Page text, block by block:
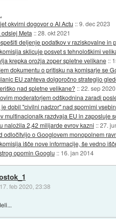
okvirni dogovor o AI Actu ::9. dec 2023
Meta ::28. okt 2021
deljenje podatkov v raziskovalne in
sklicuje posvet s tehnološkimi
krepka orožja zoper spletne velikane ::
dokumentu o pritisku na komisarje se
EU zahteva dolgoročno strategijo
nad spletne velikane? ::22. sep 2020
moderatorjem odškodnina zaradi
dobil "civilni nadzor" nad spornimi
multinacionalk razdvaja EU in zaposluje
naložila 2,42 milijarde evrov kazni ::27.
odločitvijo o Googlovem monopolnem
išče nove informacije, še vedno
opomin Googlu :: 16. jan 2014
17. feb 2020, 23:38